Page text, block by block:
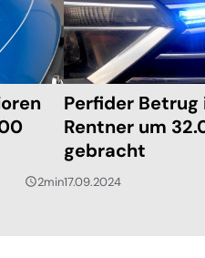
query_builder2min
Perfider Betrug
Rentner um
gebracht
17.09.2024